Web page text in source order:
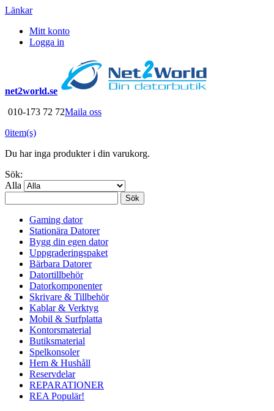
Länkar
Mitt konto
Logga in
net2world.se
010-173 72 72Maila oss
0item(s)
Du har inga produkter i din varukorg.
Sök:
Alla
Sök
Gaming dator
Stationära Datorer
Bygg din egen dator
Uppgraderingspaket
Bärbara Datorer
Datortillbehör
Datorkomponenter
Skrivare & Tillbehör
Kablar & Verktyg
Mobil & Surfplatta
Kontorsmaterial
Butiksmaterial
Spelkonsoler
Hem & Hushåll
Reservdelar
REPARATIONER
REA Populär!